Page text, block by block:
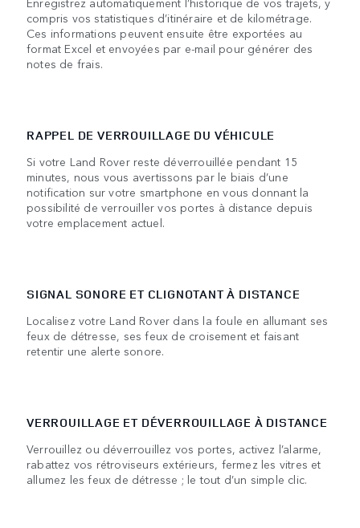
compris vos statistiques d’itinéraire et de kilométrage.
Ces informations peuvent ensuite être exportées au
format Excel et envoyées par e-mail pour générer des
notes de frais.
RAPPEL DE VERROUILLAGE DU VÉHICULE
Si votre Land Rover reste déverrouillée pendant 15
minutes, nous vous avertissons par le biais d’une
notification sur votre smartphone en vous donnant la
possibilité de verrouiller vos portes à distance depuis
votre emplacement actuel.
SIGNAL SONORE ET CLIGNOTANT À DISTANCE
Localisez votre Land Rover dans la foule en allumant ses
feux de détresse, ses feux de croisement et faisant
retentir une alerte sonore.
VERROUILLAGE ET DÉVERROUILLAGE À DISTANCE
Verrouillez ou déverrouillez vos portes, activez l’alarme,
rabattez vos rétroviseurs extérieurs, fermez les vitres et
allumez les feux de détresse ; le tout d’un simple clic.